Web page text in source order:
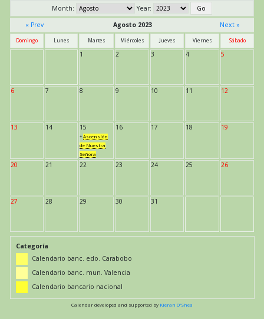
Month:
Year:
« Prev
Agosto 2023 Next »
Domingo Lunes Martes Miércoles Jueves Viernes Sábado
1 2 3 4 5
6 7 8 9 10 11 12
13 14 15
* Ascensión
de Nuestra
Señora
16 17 18 19
20 21 22 23 24 25 26
27 28 29 30 31
Categoría
Calendario banc. edo. Carabobo
Calendario banc. mun. Valencia
Calendario bancario nacional
Calendar developed and supported by Kieran O'Shea